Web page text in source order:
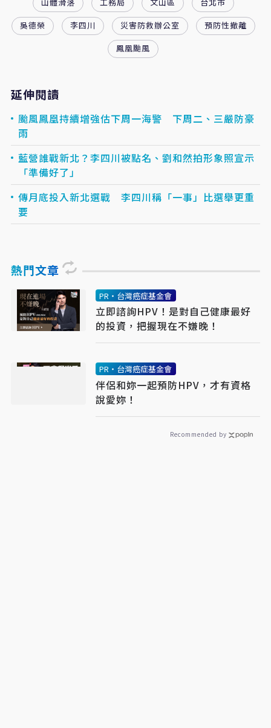
山體滑落 工務局 文山區
台北市
吳德榮
李四川 災害防救辦公室
預防性撤離
鳳凰颱風
延伸閱讀
颱風鳳凰持續增強估下周一海警 下周二、三嚴防豪
雨
藍營誰戰新北？李四川被點名、劉和然拍形象照宣示
「準備好了」
傳月底投入新北選戰 李四川稱「一事」比選舉更重
要
熱門文章
PR・台灣癌症基金會
立即諮詢HPV！是對自己健康最好
的投資，把握現在不嫌晚！
PR・台灣癌症基金會
伴侶和妳一起預防HPV，才有資格
說愛妳！
Recommended by